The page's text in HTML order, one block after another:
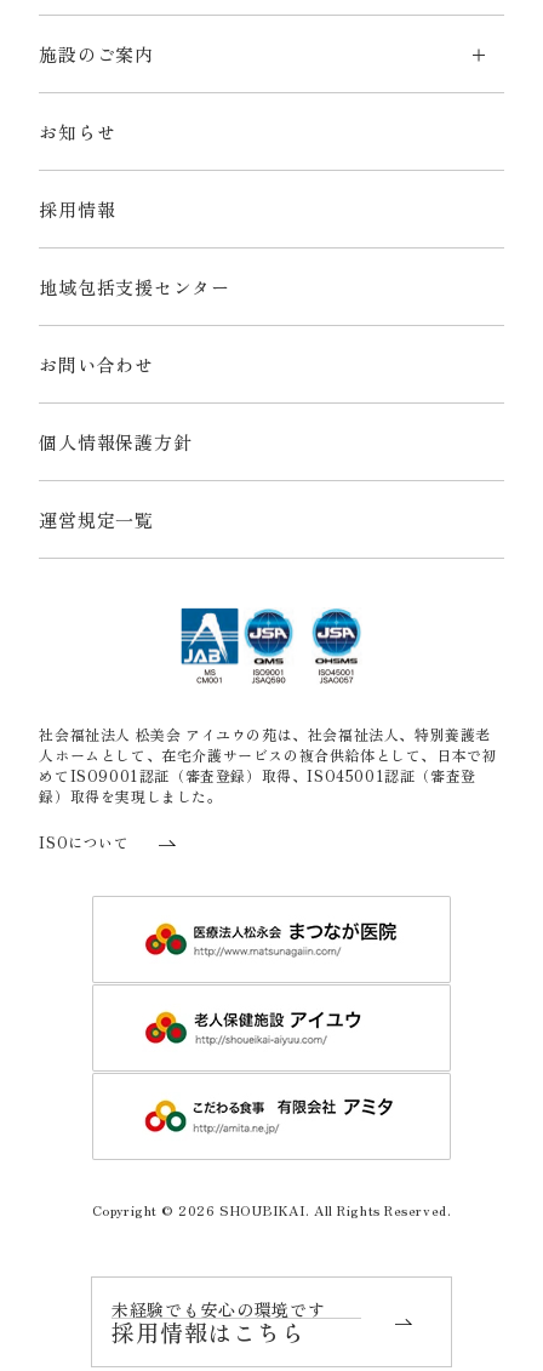
施設のご案内
お知らせ
採用情報
地域包括支援センター
お問い合わせ
個人情報保護方針
運営規定一覧
社会福祉法人 松美会 アイユウの苑は、社会福祉法人、特別養護老
人ホームとして、在宅介護サービスの複合供給体として、日本で初
めてISO9001認証（審査登録）取得、ISO45001認証（審査登
録）取得を実現しました。
ISOについて
Copyright © 2026 SHOUBIKAI. All Rights Reserved.
未経験でも安心の環境です
採用情報はこちら